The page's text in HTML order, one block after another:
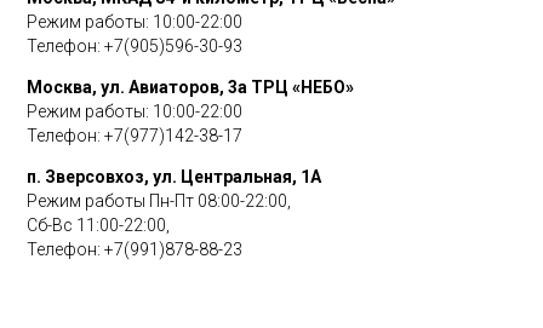
Режим работы: 10:00-22:00
Телефон:+7(905)596-30-93
Москва, ул. Авиаторов, 3а ТРЦ «НЕБО»
Режим работы: 10:00-22:00
Телефон:+7(977)142-38-17
п. Зверсовхоз, ул. Центральная, 1А
Режим работы Пн-Пт 08:00-22:00,
Сб-Вс 11:00-22:00,
Телефон:+7(991)878-88-23